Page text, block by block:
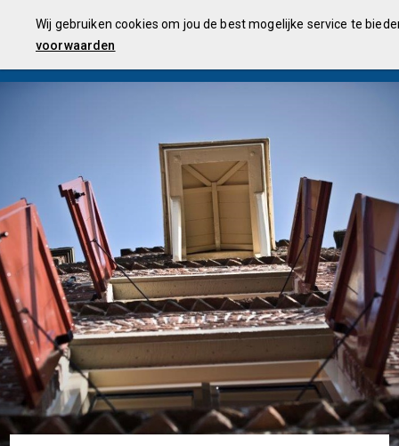
3e Kwartaalrapportage 2019
Algemeen Financiële uitkomsten Monitor Programma's
Wij gebruiken cookies om jou de best mogelijke service te
voorwaarden